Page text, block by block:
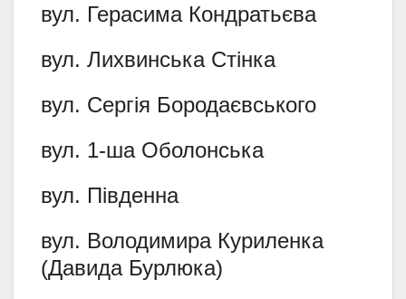
вул. Герасима Кондратьєва
вул. Лихвинська Стінка
вул. Сергія Бородаєвського
вул. 1-ша Оболонська
вул. Південна
вул. Володимира Куриленка
(Давида Бурлюка)